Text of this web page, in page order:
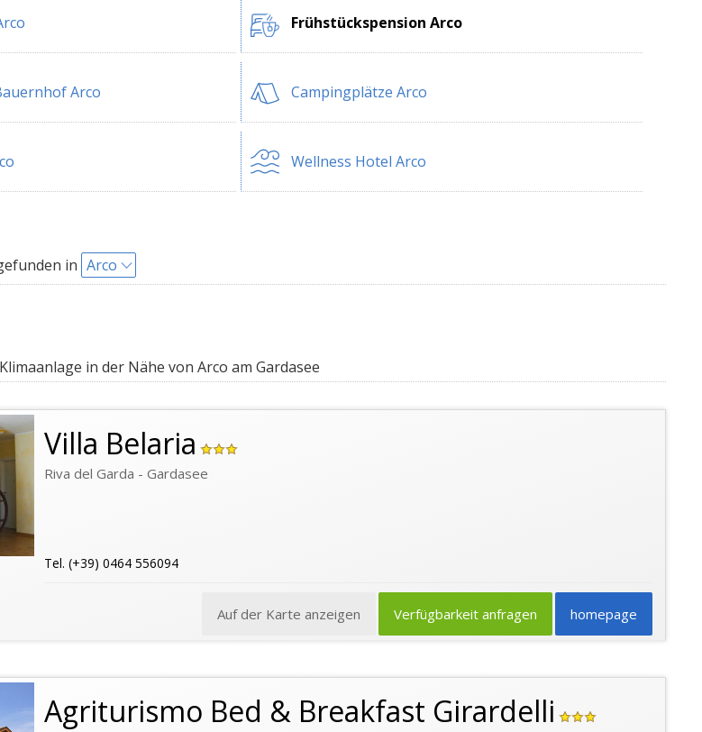
Frühstückspension Arco
Arco Campingplätze Arco
Wellness Hotel Arco
in Arco
in der Nähe von Arco am Gardasee
Villa Belaria
Riva del Garda - Gardasee
Tel. (+39) 0464 556094
homepage
Verfügbarkeit anfragen
Auf der Karte anzeigen
Agriturismo Bed & Breakfast Girardelli